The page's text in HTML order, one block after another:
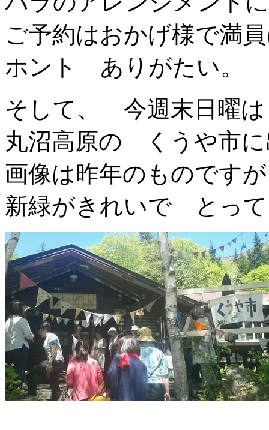
ご予約はおかげ様で満
ホント ありがたい。
そして、 今週末日曜は
丸沼高原の くうや市に
画像は昨年のものですが
新緑がきれいで とっ